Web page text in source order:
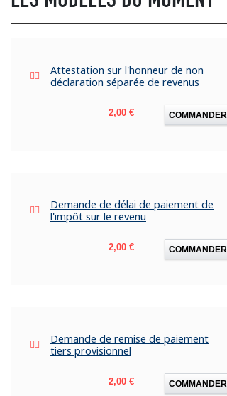
Attestation sur l'honneur de non
déclaration séparée de revenus
Prix
2,00 € COMMANDER
Demande de délai de paiement de
l'impôt sur le revenu
Prix
2,00 € COMMANDER
Demande de remise de paiement
tiers provisionnel
Prix
2,00 € COMMANDER